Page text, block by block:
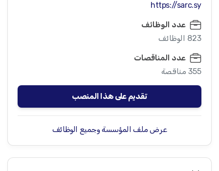
https://sarc.sy
عدد الوظائف
823 الوظائف
عدد المناقصات
355 مناقصة
تقديم على هذا المنصب
عرض ملف المؤسسة وجميع الوظائف